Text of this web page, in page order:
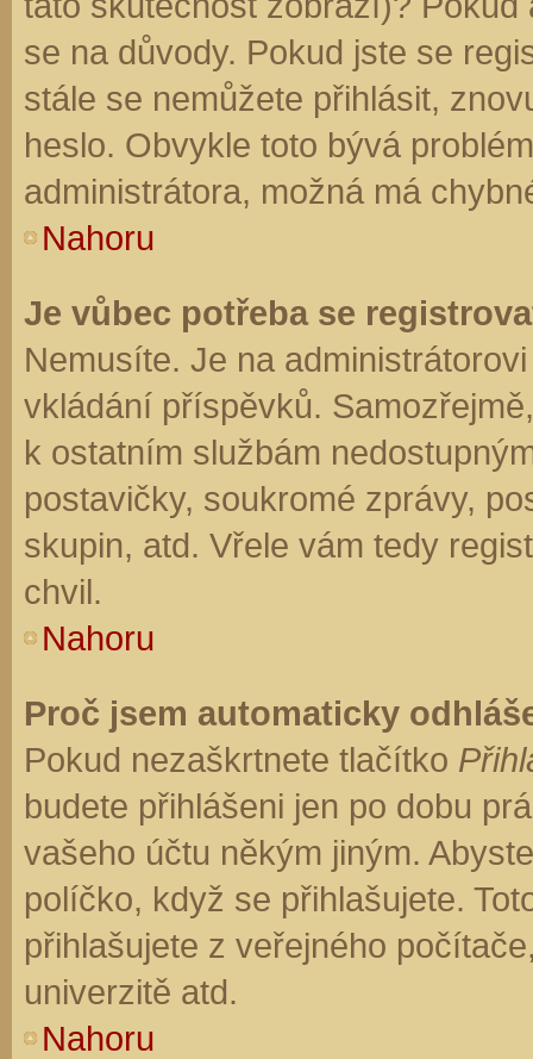
se na důvody. Pokud jste se
stále se nemůžete přihlásit,
heslo. Obvykle toto bývá
administrátora, možná má
Nahoru
Je vůbec potřeba se
Nemusíte. Je na
vkládání příspěvků.
k ostatním službám
postavičky, soukromé zprávy,
skupin, atd. Vřele vám tedy
chvil.
Nahoru
Proč jsem automaticky
Pokud nezaškrtnete tlačítko
budete přihlášeni jen po dobu
vašeho účtu někým jiným.
políčko, když se přihlašujete.
přihlašujete z veřejného
univerzitě atd.
Nahoru